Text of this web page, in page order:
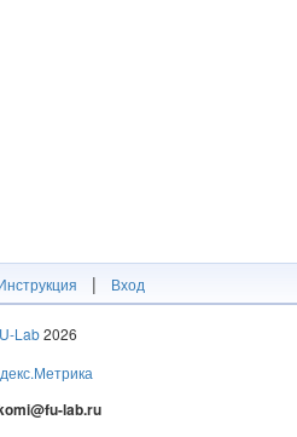
| Вход
Lab2026
lab.ru